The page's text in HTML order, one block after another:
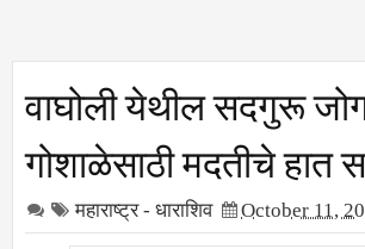
वाघोली येथील सदगुरू
गोशाळेसाठी मदतीचे हात
महाराष्ट्र - धाराशिव October 11,